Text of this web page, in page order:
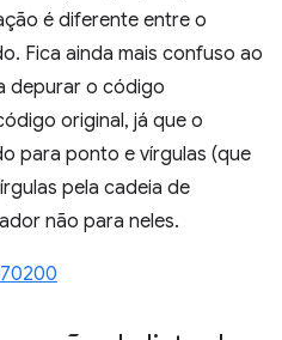
é diferente entre o
Fica ainda mais confuso ao
depurar o código
original, já que o
para ponto e vírgulas (que
pela cadeia de
não para neles.